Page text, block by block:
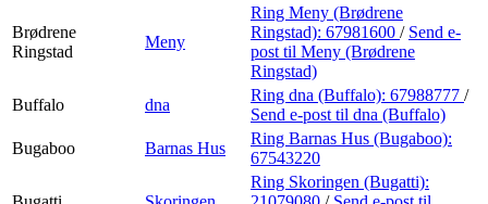
Brødrene
Ringstad
Meny
Ring Meny (Brødrene
Ringstad): 67981600 / Send e-
post til Meny (Brødrene
Ringstad)
Buffalo
dna
Ring dna (Buffalo): 67988777 /
Send e-post til dna (Buffalo)
Bugaboo
Barnas Hus
Ring Barnas Hus (Bugaboo):
67543220
Ring Skoringen (Bugatti):